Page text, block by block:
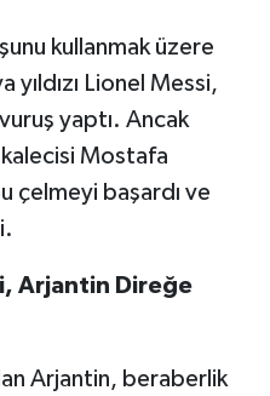
kullanmak üzere
yıldızı Lionel Messi,
yaptı. Ancak
kalecisi Mostafa
çelmeyi başardı ve
Arjantin Direğe
Arjantin, beraberlik